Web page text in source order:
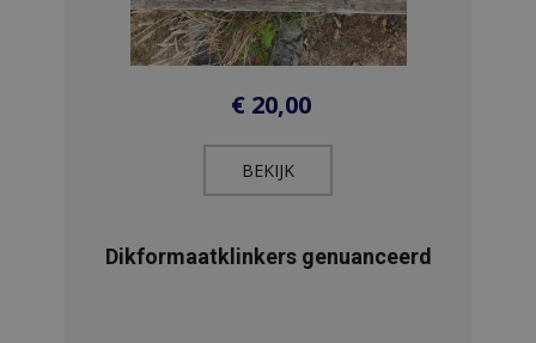
€20,00
BEKIJK​
Dikformaatklinkers genuanceerd